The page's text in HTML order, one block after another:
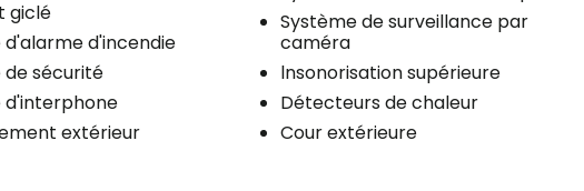
giclé
d'alarme d'incendie
de sécurité
d'interphone
extérieur
Système de surveillance par
caméra
lnsonorisation supérieure
Détecteurs de chaleur
Cour extérieure